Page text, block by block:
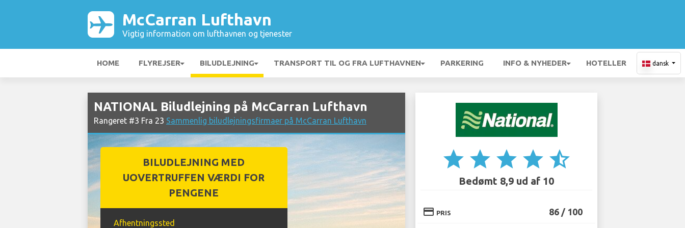
McCarran Lufthavn
Vigtig information om lufthavnen og tjenester
HOME FLYREJSER BILUDLEJNING TRANSPORT TIL OG FRA LUFTHAVNEN PARKERING INFO & NYHEDER HOTELLER dansk
NATIONAL Biludlejning på McCarran Lufthavn
Rangeret #3 Fra 23 Sammenlig biludlejningsfirmaer på McCarran Lufthavn
BILUDLEJNING MED
UOVERTRUFFEN VÆRDI FOR
PENGENE
Afhentningssted
star star star star star_half
Bedømt 8,9 ud af 10
credit_card PRIS 86 / 100